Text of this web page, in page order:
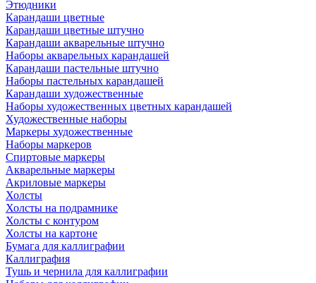
Этюдники
Карандаши цветные
Карандаши цветные штучно
Карандаши акварельные штучно
Наборы акварельных карандашей
Карандаши пастельные штучно
Наборы пастельных карандашей
Карандаши художественные
Наборы художественных цветных карандашей
Художественные наборы
Маркеры художественные
Наборы маркеров
Спиртовые маркеры
Акварельные маркеры
Акриловые маркеры
Холсты
Холсты на подрамнике
Холсты с контуром
Холсты на картоне
Бумага для каллиграфии
Каллиграфия
Тушь и чернила для каллиграфии